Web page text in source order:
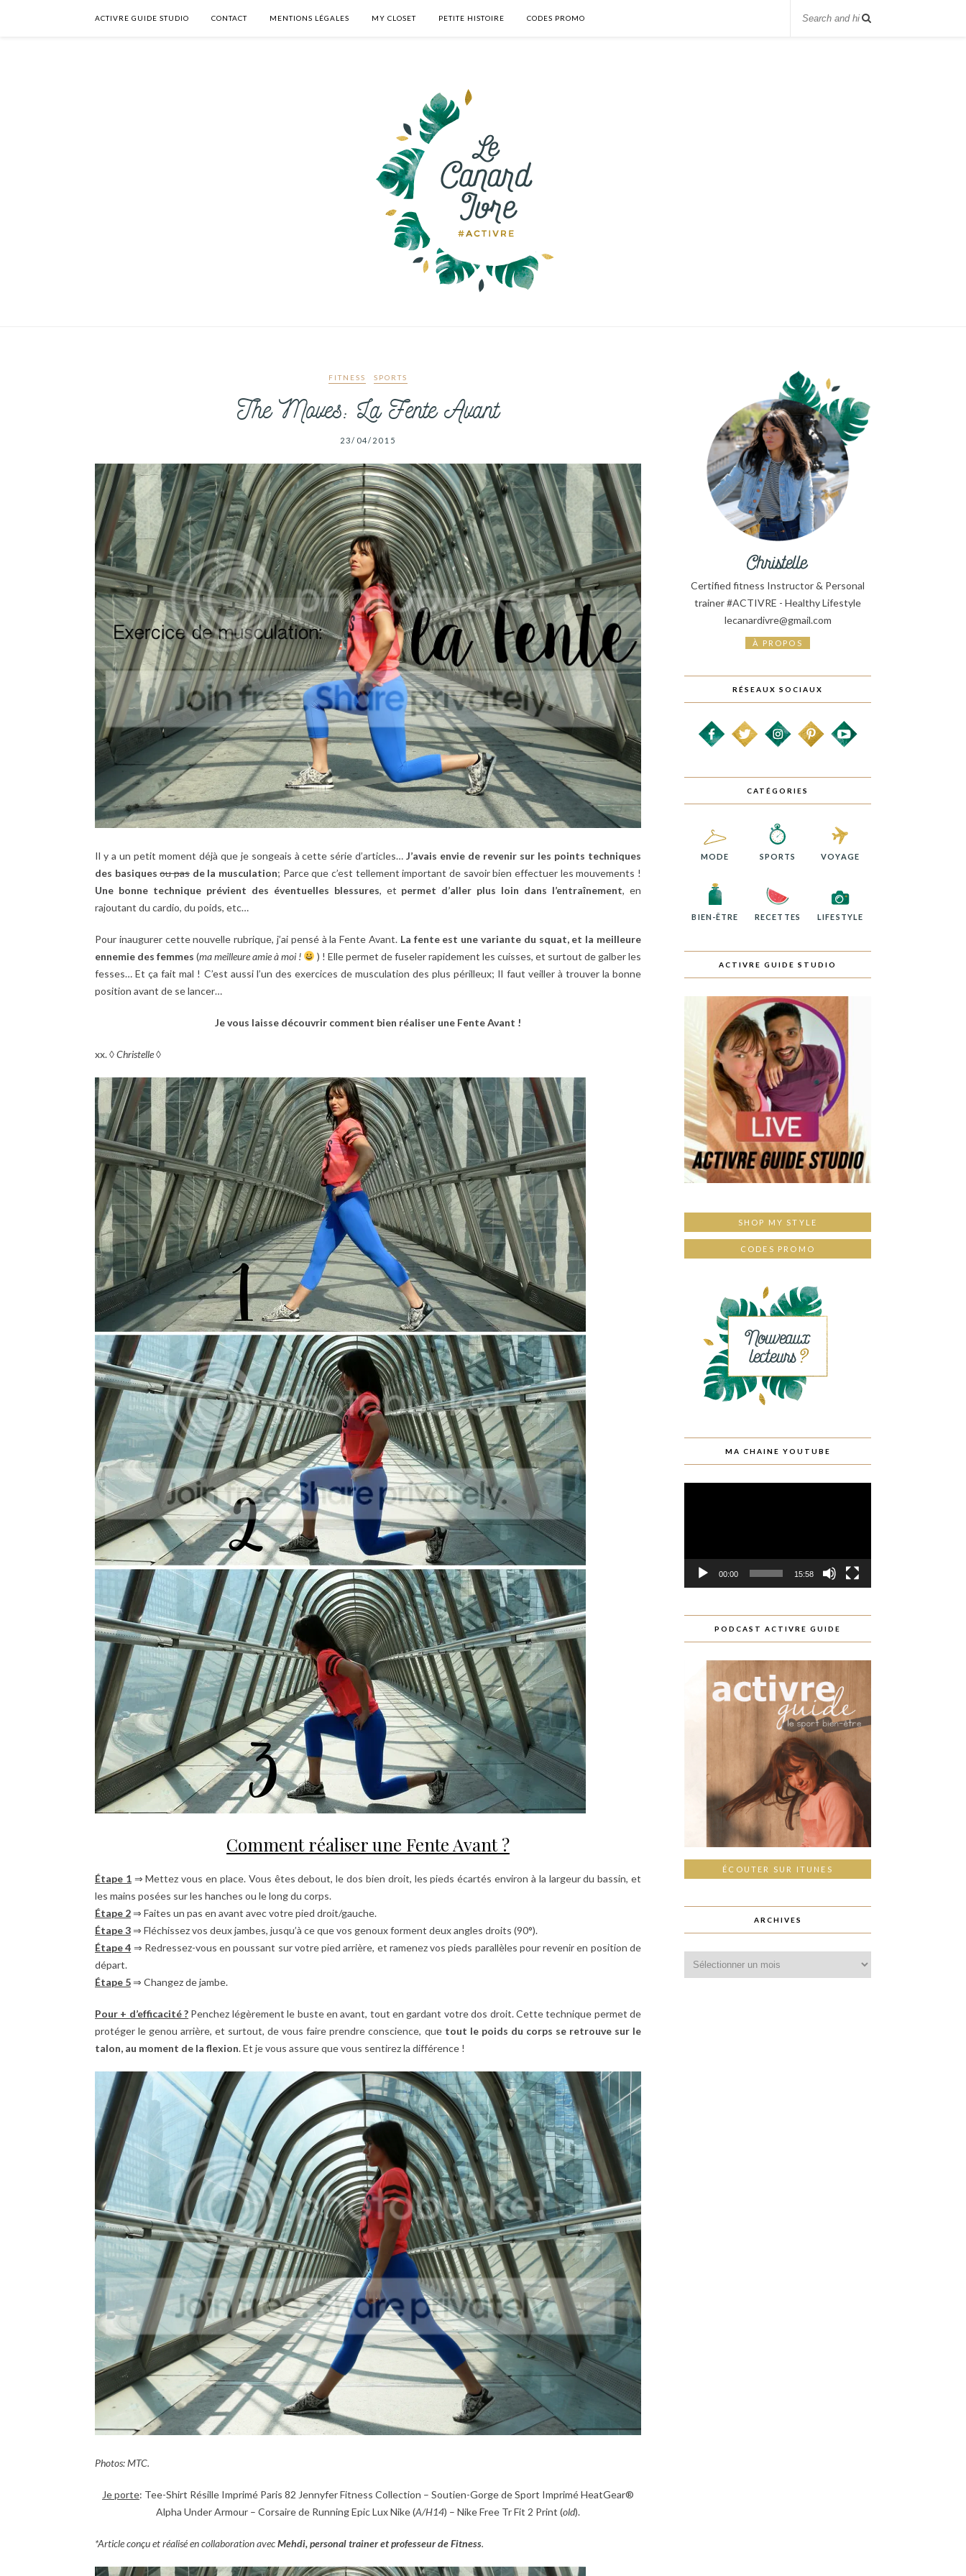
ACTIVRE GUIDE STUDIO CONTACT MENTIONS LÉGALES MY CLOSET PETITE HISTOIRE CODES PROMO
FITNESS SPORTS
The Moves: La Fente Avant
23/04/2015
Il y a un petit moment déjà que je songeais à cette série d’articles…J’avais envie de revenir sur les points techniques
des basiques ou pas de la musculation; Parce que c’est tellement important de savoir bien effectuer les mouvements !
Une bonne technique prévient des éventuelles blessures, et permet d’aller plus loin dans l’entraînement, en
rajoutant du cardio, du poids, etc…
Pour inaugurer cette nouvelle rubrique, j’ai pensé à la Fente Avant. La fente est une variante du squat, et la meilleure
ennemie des femmes (ma meilleure amie à moi !
) ! Elle permet de fuseler rapidement les cuisses, et surtout de galber les
fesses… Et ça fait mal ! C’est aussi l’un des exercices de musculation des plus périlleux; Il faut veiller à trouver la bonne
position avant de se lancer…
Je vous laisse découvrir comment bien réaliser une Fente Avant !
xx. ◊Christelle◊
Comment réaliser une Fente Avant ?
Étape 1⇒ Mettez vous en place. Vous êtes debout, le dos bien droit, les pieds écartés environ à la largeur du bassin, et
les mains posées sur les hanches ou le long du corps.
Étape 2⇒ Faites un pas en avant avec votre pied droit/gauche.
Étape 3⇒ Fléchissez vos deux jambes, jusqu’à ce que vos genoux forment deux angles droits (90°).
Étape 4 ⇒ Redressez-vous en poussant sur votre pied arrière, et ramenez vos pieds parallèles pour revenir en position de
départ.
Étape 5⇒ Changez de jambe.
Pour + d’efficacité ? Penchez légèrement le buste en avant, tout en gardant votre dos droit. Cette technique permet de
protéger le genou arrière, et surtout, de vous faire prendre conscience, que tout le poids du corps se retrouve sur le
talon, au moment de la flexion. Et je vous assure que vous sentirez la différence !
Photos: MTC.
Je porte: Tee-Shirt Résille Imprimé Paris 82 Jennyfer Fitness Collection – Soutien-Gorge de Sport Imprimé HeatGear®
Alpha Under Armour – Corsaire de Running Epic Lux Nike (A/H14) – Nike Free Tr Fit 2 Print (old).
*Article conçu et réalisé en collaboration avecMehdi, personal trainer et professeur de Fitness.
Certified fitness Instructor & Personal
trainer #ACTIVRE - Healthy Lifestyle
lecanardivre@gmail.com
À PROPOS
RÉSEAUX SOCIAUX
CATÉGORIES
MODE SPORTS VOYAGE
BIEN-ÊTRE RECETTES LIFESTYLE
ACTIVRE GUIDE STUDIO
SHOP MY STYLE
CODES PROMO
MA CHAINE YOUTUBE
00:00 15:58
PODCAST ACTIVRE GUIDE
ÉCOUTER SUR ITUNES
ARCHIVES